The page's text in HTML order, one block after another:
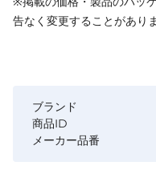
告なく変更することがあり
ブランド
商品ID
メーカー品番